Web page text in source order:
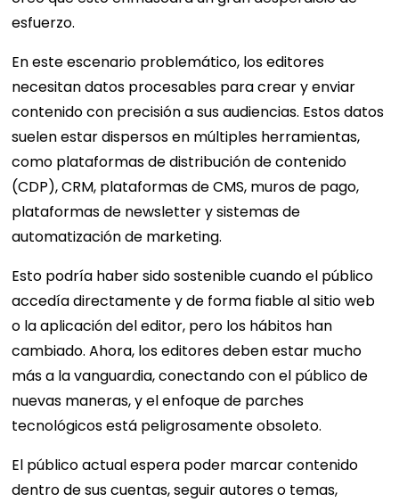
esfuerzo.
En este escenario problemático, los editores
necesitan datos procesables para crear y enviar
contenido con precisión a sus audiencias. Estos datos
suelen estar dispersos en múltiples herramientas,
como plataformas de distribución de contenido
(CDP), CRM, plataformas de CMS, muros de pago,
plataformas de newsletter y sistemas de
automatización de marketing.
Esto podría haber sido sostenible cuando el público
accedía directamente y de forma fiable al sitio web
o la aplicación del editor, pero los hábitos han
cambiado. Ahora, los editores deben estar mucho
más a la vanguardia, conectando con el público de
nuevas maneras, y el enfoque de parches
tecnológicos está peligrosamente obsoleto.
El público actual espera poder marcar contenido
dentro de sus cuentas, seguir autores o temas,